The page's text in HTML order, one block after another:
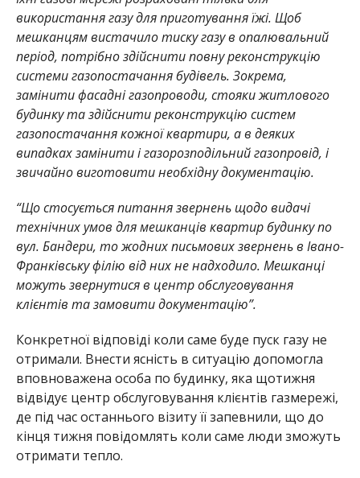
використання газу для приготування їжі. Щоб
мешканцям вистачило тиску газу в опалювальний
період, потрібно здійснити повну реконструкцію
системи газопостачання будівель. Зокрема,
замінити фасадні газопроводи, стояки житлового
будинку та здійснити реконструкцію систем
газопостачання кожної квартири, а в деяких
випадках замінити і газорозподільний газопровід, і
звичайно виготовити необхідну документацію.
“Що стосується питання звернень щодо видачі
технічних умов для мешканців квартир будинку по
вул. Бандери, то жодних письмових звернень в Івано-
Франківську філію від них не надходило. Мешканці
можуть звернутися в центр обслуговування
клієнтів та замовити документацію”.
Конкретної відповіді коли саме буде пуск газу не
отримали. Внести ясність в ситуацію допомогла
вповноважена особа по будинку, яка щотижня
відвідує центр обслуговування клієнтів газмережі,
де під час останнього візиту її запевнили, що до
кінця тижня повідомлять коли саме люди зможуть
отримати тепло.